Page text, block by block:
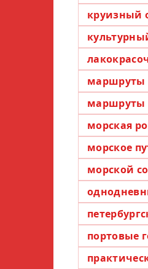
круизный
маршруты
маршруты
морская
морское
морской
портовые